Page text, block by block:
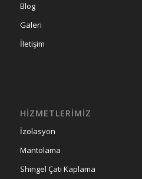
Blog
Galeri
İletişim
HIZMETLERIMIZ
İzolasyon
Mantolama
Shingel Çatı Kaplama